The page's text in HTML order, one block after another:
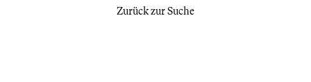
Zurück zur Suche